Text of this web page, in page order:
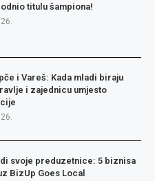
titulu šampiona!
i Vareš: Kada mladi biraju
i zajednicu umjesto
svoje preduzetnice: 5 biznisa
BizUp Goes Local